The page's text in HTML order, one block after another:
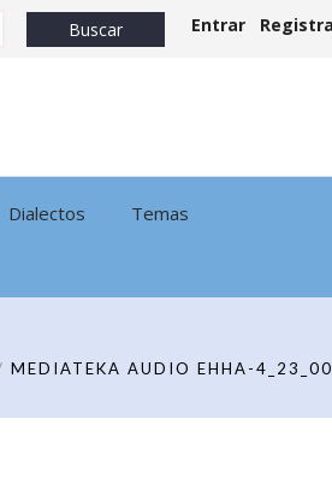
Entrar
Dialectos Temas
MEDIATEKA AUDIO EHHA-